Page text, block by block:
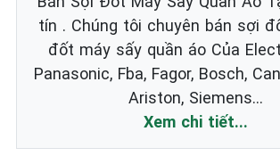
tín . Chúng tôi chuyên bán sợi
đốt máy sấy quần áo Của
Panasonic, Fba, Fagor, Bosch,
Ariston, Siemens...
Xem chi tiết...